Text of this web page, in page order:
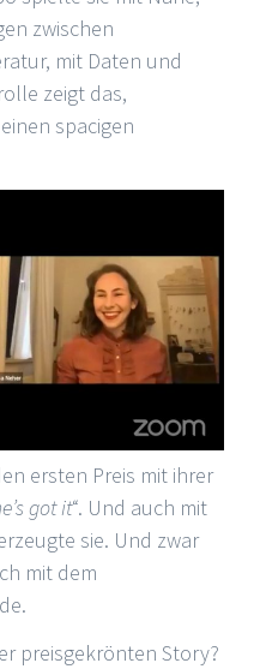
zwischen
mit Daten und
zeigt das,
spacigen
ersten Preis mit ihrer
got it“. Und auch mit
sie. Und zwar
mit dem
preisgekrönten Story?